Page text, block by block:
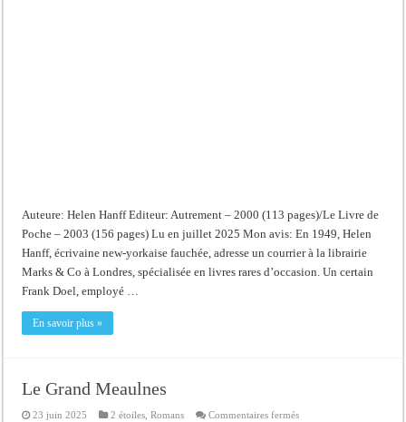
Auteure: Helen Hanff Editeur: Autrement – 2000 (113 pages)/Le Livre de
Poche – 2003 (156 pages) Lu en juillet 2025 Mon avis: En 1949, Helen
Hanff, écrivaine new-yorkaise fauchée, adresse un courrier à la librairie
Marks & Co à Londres, spécialisée en livres rares d’occasion. Un certain
Frank Doel, employé …
En savoir plus »
Le Grand Meaulnes
23 juin 2025 2 étoiles ,Romans Commentaires ferméssur